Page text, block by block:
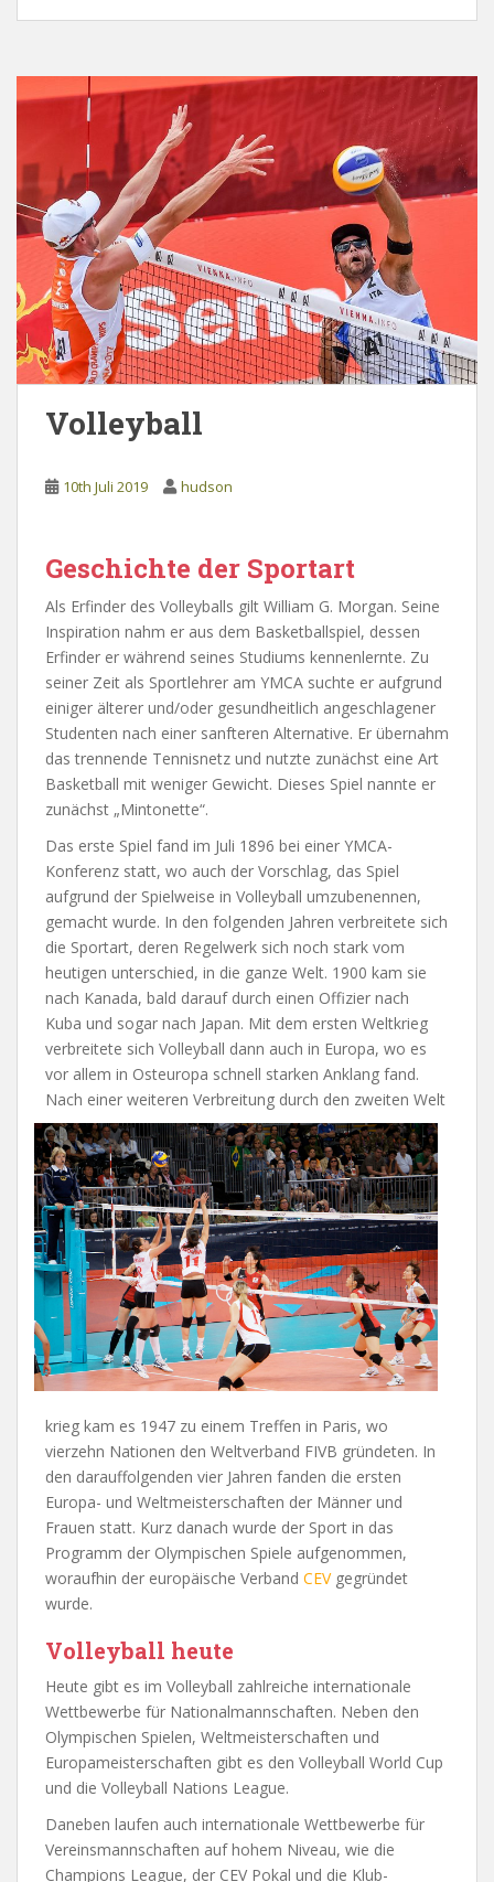
Volleyball
10th Juli 2019 hudson
Geschichte der Sportart
Als Erfinder des Volleyballs gilt William G. Morgan. Seine
Inspiration nahm er aus dem Basketballspiel, dessen
Erfinder er während seines Studiums kennenlernte. Zu
seiner Zeit als Sportlehrer am YMCA suchte er aufgrund
einiger älterer und/oder gesundheitlich angeschlagener
Studenten nach einer sanfteren Alternative. Er übernahm
das trennende Tennisnetz und nutzte zunächst eine Art
Basketball mit weniger Gewicht. Dieses Spiel nannte er
zunächst „Mintonette“.
Das erste Spiel fand im Juli 1896 bei einer YMCA-
Konferenz statt, wo auch der Vorschlag, das Spiel
aufgrund der Spielweise in Volleyball umzubenennen,
gemacht wurde. In den folgenden Jahren verbreitete sich
die Sportart, deren Regelwerk sich noch stark vom
heutigen unterschied, in die ganze Welt. 1900 kam sie
nach Kanada, bald darauf durch einen Offizier nach
Kuba und sogar nach Japan. Mit dem ersten Weltkrieg
verbreitete sich Volleyball dann auch in Europa, wo es
vor allem in Osteuropa schnell starken Anklang fand.
Nach einer weiteren Verbreitung durch den zweiten Welt
krieg kam es 1947 zu einem Treffen in Paris, wo
vierzehn Nationen den Weltverband FIVB gründeten. In
den darauffolgenden vier Jahren fanden die ersten
Europa- und Weltmeisterschaften der Männer und
Frauen statt. Kurz danach wurde der Sport in das
Programm der Olympischen Spiele aufgenommen,
woraufhin der europäische Verband CEVgegründet
wurde.
Volleyball heute
Heute gibt es im Volleyball zahlreiche internationale
Wettbewerbe für Nationalmannschaften. Neben den
Olympischen Spielen, Weltmeisterschaften und
Europameisterschaften gibt es den Volleyball World Cup
und die Volleyball Nations League.
Daneben laufen auch internationale Wettbewerbe für
Vereinsmannschaften auf hohem Niveau, wie die
Champions League, der CEV Pokal und die Klub-